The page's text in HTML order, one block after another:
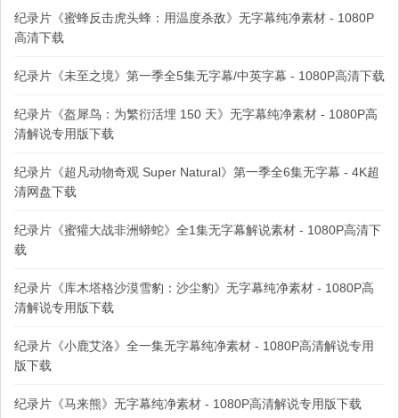
纪录片《蜜蜂反击虎头蜂：用温度杀敌》无字幕纯净素材 - 1080P
高清下载
纪录片《未至之境》第一季全5集无字幕/中英字幕 - 1080P高清下载
纪录片《盔犀鸟：为繁衍活埋 150 天》无字幕纯净素材 - 1080P高
清解说专用版下载
纪录片《超凡动物奇观 Super Natural》第一季全6集无字幕 - 4K超
清网盘下载
纪录片《蜜獾大战非洲蟒蛇》全1集无字幕解说素材 - 1080P高清下
载
纪录片《库木塔格沙漠雪豹：沙尘豹》无字幕纯净素材 - 1080P高
清解说专用版下载
纪录片《小鹿艾洛》全一集无字幕纯净素材 - 1080P高清解说专用
版下载
纪录片《马来熊》无字幕纯净素材 - 1080P高清解说专用版下载